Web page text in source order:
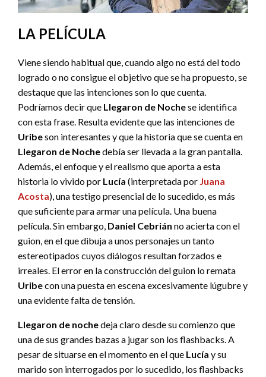
LA PELÍCULA
Viene siendo habitual que, cuando algo no está del todo
logrado o no consigue el objetivo que se ha propuesto, se
destaque que las intenciones son lo que cuenta.
Podríamos decir que Llegaron de Nochese identifica
con esta frase. Resulta evidente que las intenciones de
Uribeson interesantes y que la historia que se cuenta en
Llegaron de Nochedebía ser llevada a la gran pantalla.
Además, el enfoque y el realismo que aporta a esta
historia lo vivido por Lucía (interpretada por Juana
Acosta), una testigo presencial de lo sucedido, es más
que suficiente para armar una película. Una buena
película. Sin embargo, Daniel Cebrián no acierta con el
guion, en el que dibuja a unos personajes un tanto
estereotipados cuyos diálogos resultan forzados e
irreales. El error en la construcción del guion lo remata
Uribecon una puesta en escena excesivamente lúgubre y
una evidente falta de tensión.
Llegaron de nochedeja claro desde su comienzo que
una de sus grandes bazas a jugar son los flashbacks. A
pesar de situarse en el momento en el que Lucía y su
marido son interrogados por lo sucedido, los flashbacks